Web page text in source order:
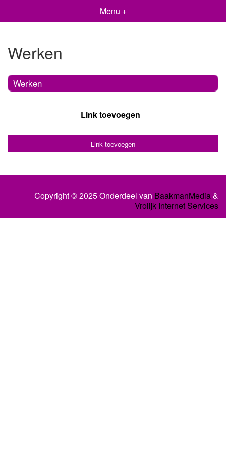
Menu +
Werken
Werken
Link toevoegen
Link toevoegen
Copyright © 2025 Onderdeel van BaakmanMedia&
Vrolijk Internet Services